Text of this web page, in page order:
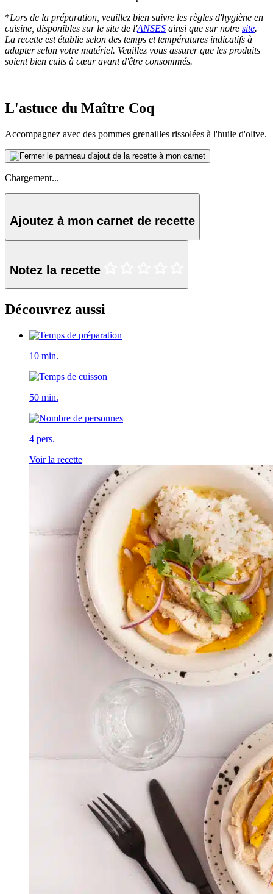
*Lors de la préparation, veuillez bien suivre les règles d'hygiène en
cuisine, disponibles sur le site de l'ANSES ainsi que sur notre site.
La recette est établie selon des temps et températures indicatifs à
adapter selon votre matériel. Veuillez vous assurer que les produits
soient bien cuits à cœur avant d'être consommés.
L'astuce du Maître Coq
Accompagnez avec des pommes grenailles rissolées à l'huile d'olive.
Chargement...
Ajoutez à mon carnet de recette
Notez la recette
Découvrez aussi
10 min.
50 min.
4 pers.
Voir la recette